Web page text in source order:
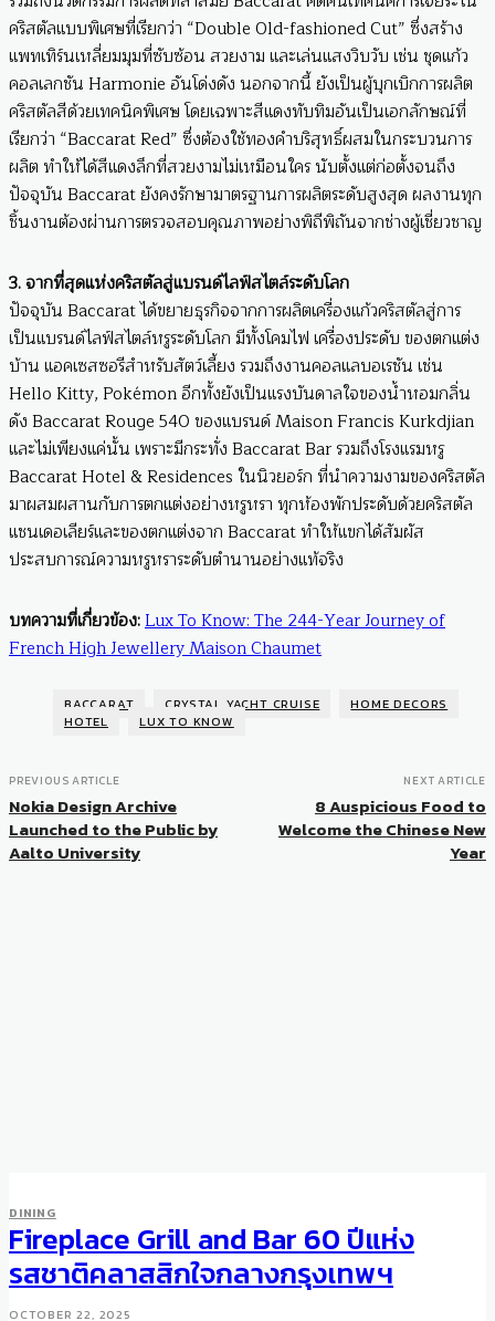
คริสตัลแบบพิเศษที่เรียกว่า “Double Old-fashioned Cut” ซึ่งสร้าง
แพทเทิร์นเหลี่ยมมุมที่ซับซ้อน สวยงาม และเล่นแสงวิบวับ เช่น ชุดแก้ว
คอลเลกชัน Harmonie อันโด่งดัง นอกจากนี้ ยังเป็นผู้บุกเบิกการผลิต
คริสตัลสีด้วยเทคนิคพิเศษ โดยเฉพาะสีแดงทับทิมอันเป็นเอกลักษณ์ที่
เรียกว่า “Baccarat Red” ซึ่งต้องใช้ทองคำบริสุทธิ์ผสมในกระบวนการ
ผลิต ทำให้ได้สีแดงลึกที่สวยงามไม่เหมือนใคร นับตั้งแต่ก่อตั้งจนถึง
ปัจจุบัน Baccarat ยังคงรักษามาตรฐานการผลิตระดับสูงสุด ผลงานทุก
ชิ้นงานต้องผ่านการตรวจสอบคุณภาพอย่างพิถีพิถันจากช่างผู้เชี่ยวชาญ
3. จากที่สุดแห่งคริสตัลสู่แบรนด์ไลฟ์สไตล์ระดับโลก
ปัจจุบัน Baccarat ได้ขยายธุรกิจจากการผลิตเครื่องแก้วคริสตัลสู่การ
เป็นแบรนด์ไลฟ์สไตล์หรูระดับโลก มีทั้งโคมไฟ เครื่องประดับ ของตกแต่ง
บ้าน แอคเซสซอรีสำหรับสัตว์เลี้ยง รวมถึงงานคอลแลบอเรชัน เช่น
Hello Kitty, Pokémon อีกทั้งยังเป็นแรงบันดาลใจของน้ำหอมกลิ่น
ดัง Baccarat Rouge 540 ของแบรนด์ Maison Francis Kurkdjian
และไม่เพียงแค่นั้น เพราะมีกระทั่ง Baccarat Bar รวมถึงโรงแรมหรู
Baccarat Hotel & Residences ในนิวยอร์ก ที่นำความงามของคริสตัล
มาผสมผสานกับการตกแต่งอย่างหรูหรา ทุกห้องพักประดับด้วยคริสตัล
แชนเดอเลียร์และของตกแต่งจาก Baccarat ทำให้แขกได้สัมผัส
ประสบการณ์ความหรูหราระดับตำนานอย่างแท้จริง
บทความที่เกี่ยวข้อง:Lux To Know: The 244-Year Journey of
French High Jewellery Maison Chaumet
BACCARAT CRYSTAL YACHT CRUISE
HOME DECORS
HOTEL
LUX TO KNOW
PREVIOUS ARTICLE
Nokia Design Archive
Launched to the Public by
Aalto University
NEXT ARTICLE
8 Auspicious Food to
Welcome the Chinese New
Year
DINING
Fireplace Grill and Bar 60 ปีแห่ง
รสชาติคลาสสิกใจกลางกรุงเทพฯ
OCTOBER 22, 2025